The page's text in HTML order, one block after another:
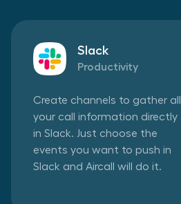
Slack
Productivity
Create channels to gather all
your call information directly
in Slack. Just choose the
events you want to push in
Slack and Aircall will do it.